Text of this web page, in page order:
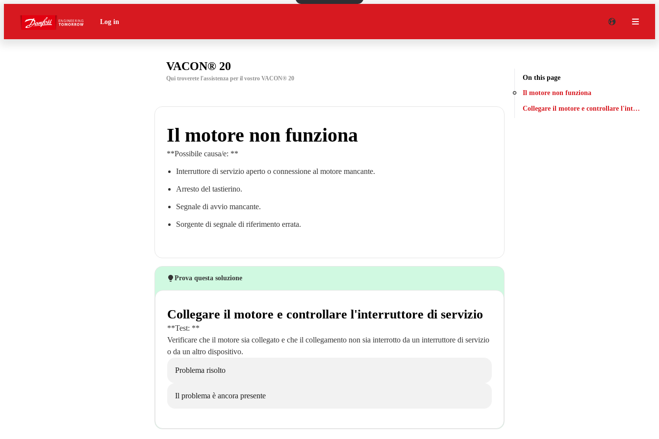
Log in
VACON® 20
Qui troverete l'assistenza per il vostro VACON® 20
Il motore non funziona
**Possibile causa/e: **
Interruttore di servizio aperto o connessione al motore mancante.
Arresto del tastierino.
Segnale di avvio mancante.
Sorgente di segnale di riferimento errata.
Prova questa soluzione
Collegare il motore e controllare l'interruttore di servizio
**Test: **
Verificare che il motore sia collegato e che il collegamento non sia interrotto da un interruttore di servizio
o da un altro dispositivo.
Problema risolto
Il problema è ancora presente
On this page
Il motore non funziona
Collegare il motore e controllare